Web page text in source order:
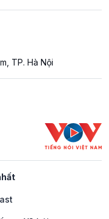
TP. Hà Nội